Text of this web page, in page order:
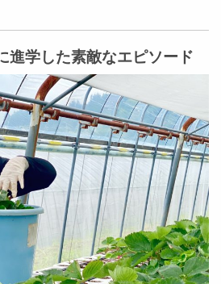
進学した素敵なエピソード